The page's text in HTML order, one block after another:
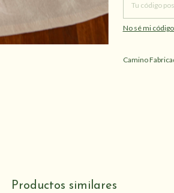
No sé mi
Camino
Productos similares